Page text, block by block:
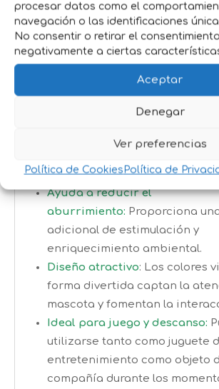
procesar datos como el
navegación o las identificaciones
No consentir o retirar el
negativamente a ciertas
Aceptar
Denegar
Ver preferencias
Política de Cookies Política de
Beneficios clave
Estimula el juego diario:
actividad y el entretenimiento,
a mantener al perro ocupado
tiempo.
Textura suave y agradable:
perros que disfrutan
blandos.
Ayuda a reducir el
aburrimiento: Proporciona
adicional de estimulación y
enriquecimiento ambiental.
Diseño atractivo: Los colores
forma divertida captan la
mascota y fomentan la
Ideal para juego y descanso:
utilizarse tanto como juguete
entretenimiento como objeto
compañía durante los